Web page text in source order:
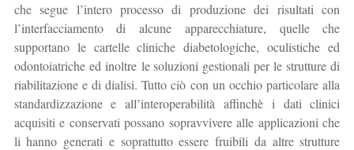
che segue l’intero processo di produzione dei risultati con
l’interfacciamento di alcune apparecchiature, quelle che
supportano le cartelle cliniche diabetologiche, oculistiche ed
odontoiatriche ed inoltre le soluzioni gestionali per le strutture di
riabilitazione e di dialisi. Tutto ciò con un occhio particolare alla
standardizzazione e all’interoperabilità affinchè i dati clinici
acquisiti e conservati possano sopravvivere alle applicazioni che
li hanno generati e soprattutto essere fruibili da altre strutture